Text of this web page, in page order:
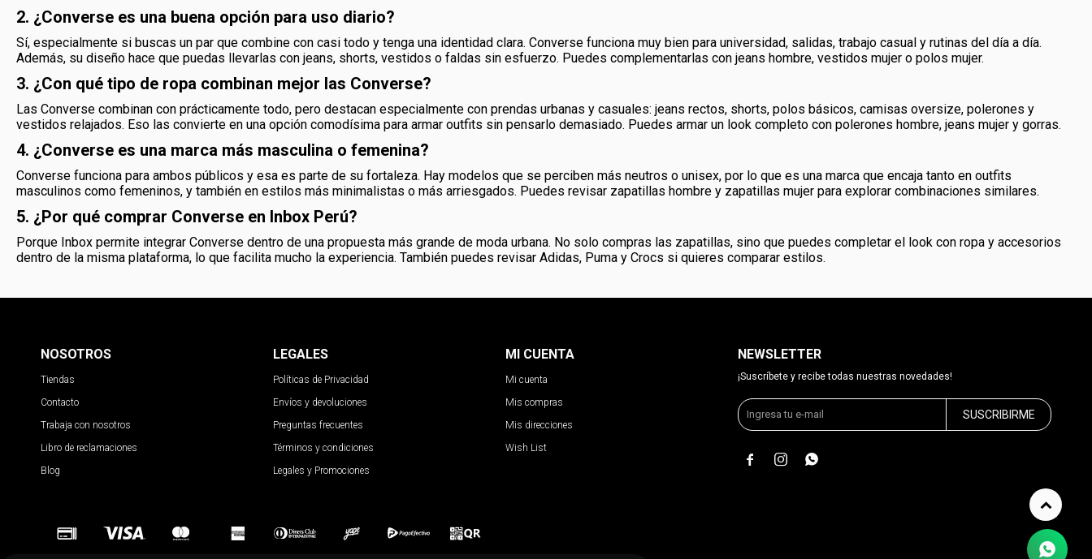
2. ¿Converse es una buena opción para uso diario?
Sí, especialmente si buscas un par que combine con casi todo y tenga una identidad clara. Converse funciona muy bien para universidad, salidas, trabajo casual y rutinas del día a día.
Además, su diseño hace que puedas llevarlas con jeans, shorts, vestidos o faldas sin esfuerzo. Puedes complementarlas con jeans hombre, vestidos mujer o polos mujer.
3. ¿Con qué tipo de ropa combinan mejor las Converse?
Las Converse combinan con prácticamente todo, pero destacan especialmente con prendas urbanas y casuales: jeans rectos, shorts, polos básicos, camisas oversize, polerones y
vestidos relajados. Eso las convierte en una opción comodísima para armar outfits sin pensarlo demasiado. Puedes armar un look completo con polerones hombre, jeans mujer y gorras.
4. ¿Converse es una marca más masculina o femenina?
Converse funciona para ambos públicos y esa es parte de su fortaleza. Hay modelos que se perciben más neutros o unisex, por lo que es una marca que encaja tanto en outfits
masculinos como femeninos, y también en estilos más minimalistas o más arriesgados. Puedes revisar zapatillas hombre y zapatillas mujer para explorar combinaciones similares.
5. ¿Por qué comprar Converse en Inbox Perú?
Porque Inbox permite integrar Converse dentro de una propuesta más grande de moda urbana. No solo compras las zapatillas, sino que puedes completar el look con ropa y accesorios
dentro de la misma plataforma, lo que facilita mucho la experiencia. También puedes revisar Adidas, Puma y Crocs si quieres comparar estilos.
NOSOTROS
Tiendas
Contacto
Trabaja con nosotros
Libro de reclamaciones
Blog
LEGALES
Políticas de Privacidad
Envíos y devoluciones
Preguntas frecuentes
Términos y condiciones
Legales y Promociones
MI CUENTA
Mi cuenta
Mis compras
Mis direcciones
Wish List
NEWSLETTER
¡Suscríbete y recibe todas nuestras novedades!
SUSCRIBIRME
  